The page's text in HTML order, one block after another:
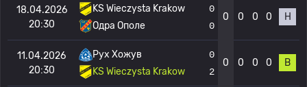
18.04.2026
20:30
KS Wieczysta Krakow
Одра Ополе
0
0
0 0 0 0 Н
11.04.2026
20:30
Рух Хожув
KS Wieczysta Krakow
0
2
0 0 0 0 В